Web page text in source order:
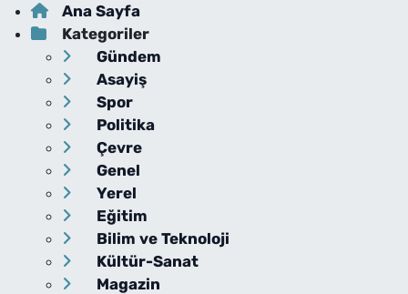
Ana Sayfa
Kategoriler
Gündem
Asayiş
Spor
Politika
Çevre
Genel
Yerel
Eğitim
Bilim ve Teknoloji
Kültür-Sanat
Magazin